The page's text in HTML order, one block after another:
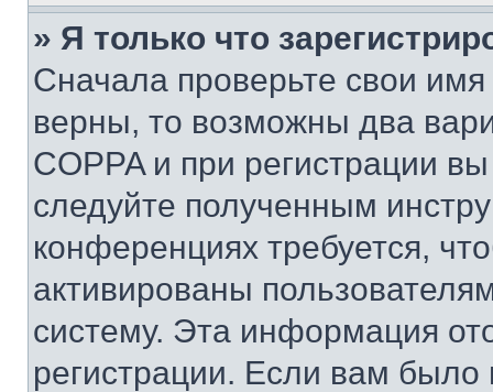
» Я только что
Сначала проверьте свои
верны, то возможны два
COPPA и при регистрации
следуйте полученным
конференциях требуется,
активированы
систему. Эта информация
регистрации. Если вам